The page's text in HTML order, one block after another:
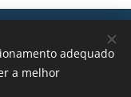
adequado
a melhor